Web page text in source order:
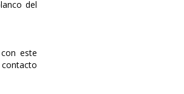
del
este